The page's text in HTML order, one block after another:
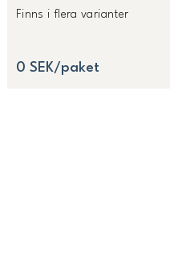
Finns i flera varianter
0 SEK/paket